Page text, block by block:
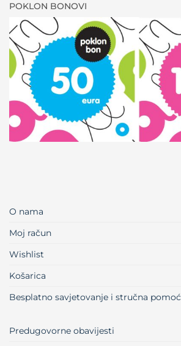
POKLON BONOVI
O nama
Moj račun
Wishlist
Košarica
Besplatno savjetovanje i stručna pomoć
Predugovorne obavijesti